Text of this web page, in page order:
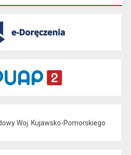
Woj. Kujawsko-Pomorskiego